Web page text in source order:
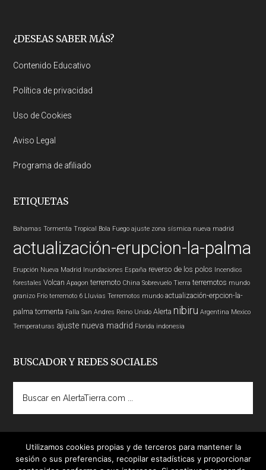
Footer
¿DESEAS SABER MÁS?
Contenido Educativo
Política de privacidad
Uso de Cookies
Aviso Legal
Programa de afiliado
ETIQUETAS
Bahamas Tormenta Tropical Bola Fuego ajuste zona sísmica nueva madrid
actualización-erupcion-la-palma
Erupción Nueva Madrid Inundaciones España reverso de los polos Incendios
forestales Volcan Apagon terremoto China Sobrevuelo Tierra terremotos mundo
granizo Frío terremoto 6 Lluvias Terremotos mundo actualización-erpcion-la-
palma tormenta Falla San Andres Reino Unido Alerta nibiru Argentina Mexico
Temperaturas ajuste nueva madrid Florida indonesia
BUSCADOR Y REDES SOCIALES
AlertaTierra.com
Utilizamos cookies propias y de terceros para mantener la
sesión o sus preferencias, recopilar estadísticas y proporcionar